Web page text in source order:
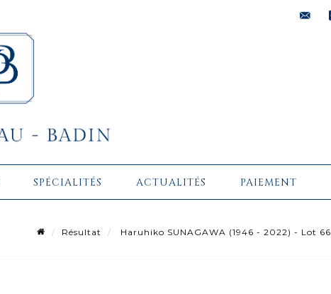
SPÉCIALITÉS ACTUALITÉS PAIEMENT
Résultat Haruhiko SUNAGAWA (1946 - 2022) - Lot 66